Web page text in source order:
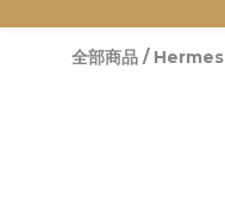
全部商品 / Hermes